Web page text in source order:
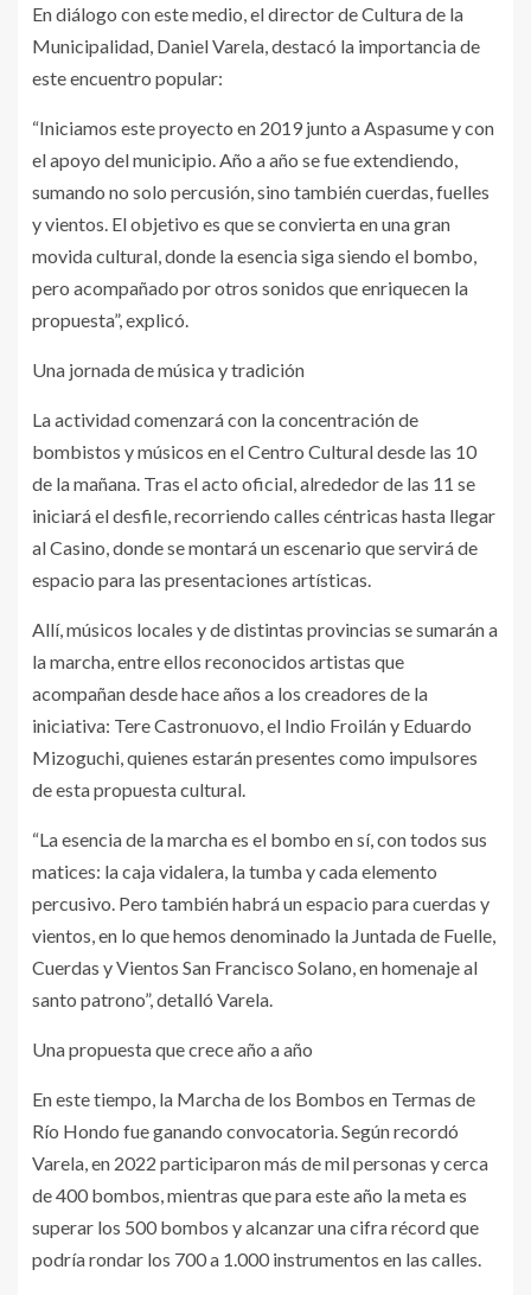
En diálogo con este medio, el director de Cultura de la
Municipalidad, Daniel Varela, destacó la importancia de
este encuentro popular:
“Iniciamos este proyecto en 2019 junto a Aspasume y con
el apoyo del municipio. Año a año se fue extendiendo,
sumando no solo percusión, sino también cuerdas, fuelles
y vientos. El objetivo es que se convierta en una gran
movida cultural, donde la esencia siga siendo el bombo,
pero acompañado por otros sonidos que enriquecen la
propuesta”, explicó.
Una jornada de música y tradición
La actividad comenzará con la concentración de
bombistos y músicos en el Centro Cultural desde las 10
de la mañana. Tras el acto oficial, alrededor de las 11 se
iniciará el desfile, recorriendo calles céntricas hasta llegar
al Casino, donde se montará un escenario que servirá de
espacio para las presentaciones artísticas.
Allí, músicos locales y de distintas provincias se sumarán a
la marcha, entre ellos reconocidos artistas que
acompañan desde hace años a los creadores de la
iniciativa: Tere Castronuovo, el Indio Froilán y Eduardo
Mizoguchi, quienes estarán presentes como impulsores
de esta propuesta cultural.
“La esencia de la marcha es el bombo en sí, con todos sus
matices: la caja vidalera, la tumba y cada elemento
percusivo. Pero también habrá un espacio para cuerdas y
vientos, en lo que hemos denominado la Juntada de Fuelle,
Cuerdas y Vientos San Francisco Solano, en homenaje al
santo patrono”, detalló Varela.
Una propuesta que crece año a año
En este tiempo, la Marcha de los Bombos en Termas de
Río Hondo fue ganando convocatoria. Según recordó
Varela, en 2022 participaron más de mil personas y cerca
de 400 bombos, mientras que para este año la meta es
superar los 500 bombos y alcanzar una cifra récord que
podría rondar los 700 a 1.000 instrumentos en las calles.